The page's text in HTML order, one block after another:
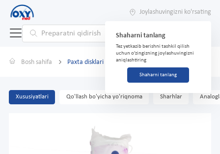
Joylashuvingizni ko'rsating
Shaharni tanlang
Tez yetkazib berishni tashkil qilish
uchun o'zingizning joylashuvingizni
aniqlashtiring
Shaharni tanlang
Bosh sahifa Paxta disklari "OLA silk" №120
Xususiyatlari Qo'llash bo'yicha yo'riqnoma Sharhlar